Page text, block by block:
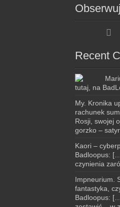
Recent
tutaj, na
My. Kronika
rachunek
Rosji, swojej
gorzko –
Kaori –
Badloopus:
czynienia
Impneurium.
fantastyka,
Badloopus: